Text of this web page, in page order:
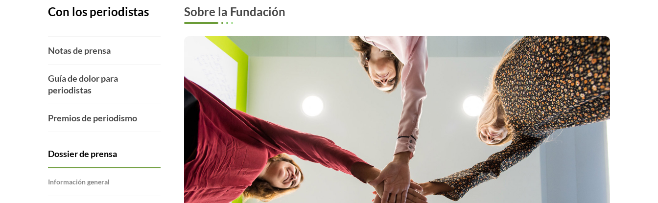
Con los periodistas
Notas de prensa
Guía de dolor para
periodistas
Premios de periodismo
Dossier de prensa
Información general
Sobre la Fundación